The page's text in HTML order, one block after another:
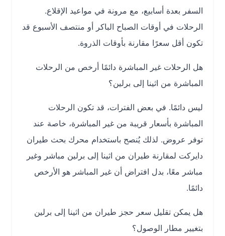
السفر بعدة أسابيع، مع مرونة في مواعيد الإقلاع.
الرحلات في أوقات الصباح الباكر أو منتصف الأسبوع قد
تكون أقل سعرًا مقارنة بأوقات الذروة.
هل الرحلات غير المباشرة دائمًا أرخص من الرحلات
المباشرة من اثينا إلى برلين؟
ليس دائمًا. في بعض الفترات، قد تكون الرحلات
المباشرة بأسعار قريبة من غير المباشرة، خاصة عند
توفر عروض. لذلك يُنصح باستخدام محرك بحث طيران
دايركت لمقارنة طيران من اثينا إلى برلين مباشر وغير
مباشر معًا، بدل افتراض أن غير المباشر هو الأرخص
هل يمكن تقليل سعر حجز طيران من اثينا إلى برلين
بتغيير مطار الوصول؟